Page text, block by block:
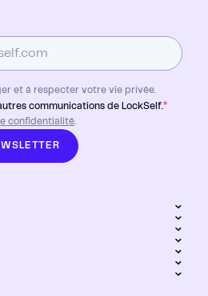
et à respecter votre vie privée.
communications de LockSelf.*
confidentialité